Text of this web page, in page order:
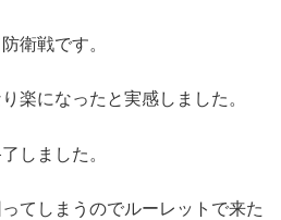
衛戦です。
楽になったと実感しました。
しました。
てしまうのでルーレットで来た